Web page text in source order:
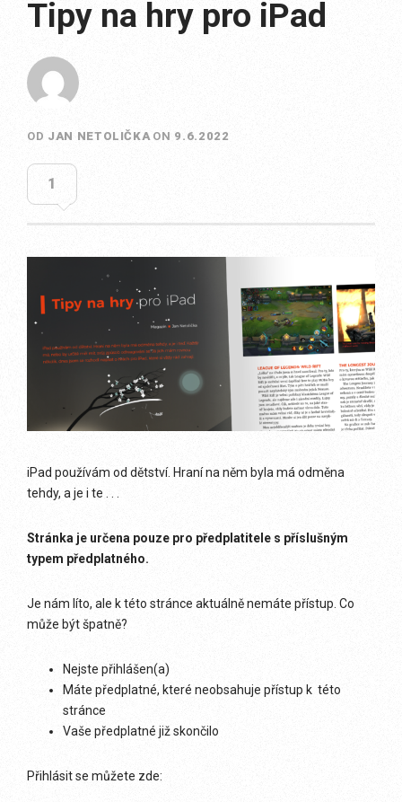
Tipy na hry pro iPad
OD JAN NETOLIČKA ON 9.6.2022
1
iPad používám od dětství. Hraní na něm byla má odměna
tehdy, a je i te . . .
Stránka je určena pouze pro předplatitele s příslušným
typem předplatného.
Je nám líto, ale k této stránce aktuálně nemáte přístup. Co
může být špatně?
Nejste přihlášen(a)
Máte předplatné, které neobsahuje přístup k této
stránce
Vaše předplatné již skončilo
Přihlásit se můžete zde: